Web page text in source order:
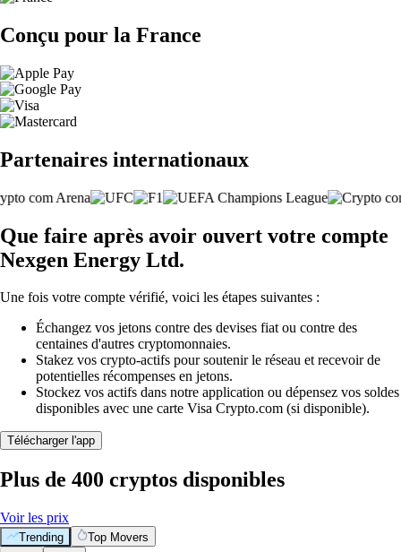
Conçu pour la France
Partenaires internationaux
Que faire après avoir ouvert votre compte
Nexgen Energy Ltd.
Une fois votre compte vérifié, voici les étapes suivantes :
Échangez vos jetons contre des devises fiat ou contre des
centaines d'autres cryptomonnaies.
Stakez vos crypto-actifs pour soutenir le réseau et recevoir de
potentielles récompenses en jetons.
Stockez vos actifs dans notre application ou dépensez vos soldes
disponibles avec une carte Visa Crypto.com (si disponible).
Télécharger l'app
Plus de 400 cryptos disponibles
Voir les prix
Trending Top Movers